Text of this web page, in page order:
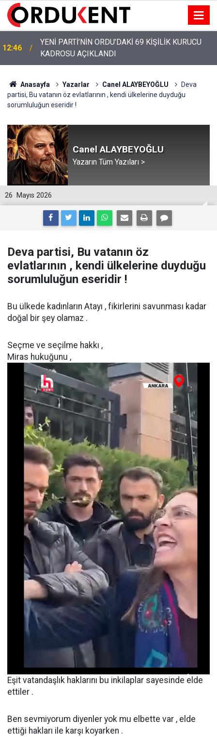
12:46
YENİ PARTİ’NİN ORDU’DAKİ 69 KİŞİLİK KURUCU
KADROSU AÇIKLANDI
Anasayfa Yazarlar Canel ALAYBEYOĞLU
Deva
partisi, Bu vatanın öz evlatlarının , kendi ülkelerine duyduğu
sorumluluğun eseridir !
Canel ALAYBEYOĞLU
Yazarın Tüm Yazıları >
26 Mayıs 2026
Deva partisi, Bu vatanın öz
evlatlarının , kendi ülkelerine duyduğu
sorumluluğun eseridir !
Bu ülkede kadınların Atayı , fikirlerini savunması kadar
doğal bir şey olamaz .
Seçme ve seçilme hakkı ,
Miras hukuğunu ,
Eşit vatandaşlık haklarını bu inkilaplar sayesinde elde
ettiler .
Ben sevmiyorum diyenler yok mu elbette var , elde
ettiği hakları ile karşı koyarken .